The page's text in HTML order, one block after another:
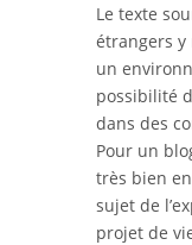
Le texte
étrangers
un
possibilité
dans des
Pour un
très bien
sujet de
projet de